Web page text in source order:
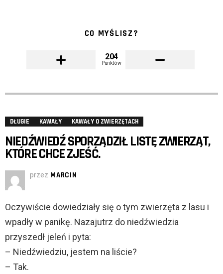
CO MYŚLISZ?
204
Punktów
DŁUGIE KAWAŁY KAWAŁY O ZWIERZĘTACH
NIEDŹWIEDŹ SPORZĄDZIŁ LISTĘ ZWIERZĄT,
KTÓRE CHCE ZJEŚĆ.
przez MARCIN
Oczywiście dowiedziały się o tym zwierzęta z lasu i
wpadły w panikę. Nazajutrz do niedźwiedzia
przyszedł jeleń i pyta:
– Niedźwiedziu, jestem na liście?
– Tak.